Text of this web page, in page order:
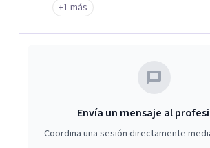
+1 más
Envía un mensaje al
Coordina una sesión directamente